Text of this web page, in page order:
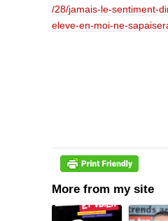
/28/jamais-le-sentiment-
eleve-en-moi-ne-
More from my site